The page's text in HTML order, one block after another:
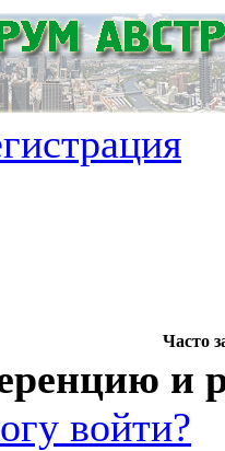
Часто
и
войти?